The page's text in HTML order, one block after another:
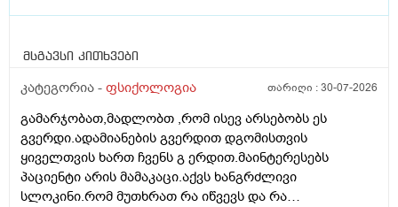
მსგავსი კითხვები
კატეგორია - ფსიქოლოგია თარიღი :30-07-2026
გამარჯობათ,მადლობთ ,რომ ისევ არსებობს ეს
გვერდი.ადამიანების გვერდით დგომისთვის
ყიველთვის ხართ ჩვენს გ ერდით.მაინტერესებს
პაციენტი არის მამაკაცი.აქვს ხანგრძლივი
სლოკინი.რომ მუთხრათ რა იწვევს და რა